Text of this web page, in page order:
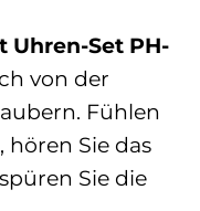
Uhren-Set PH-
von der
Fühlen
hören Sie das
Sie die